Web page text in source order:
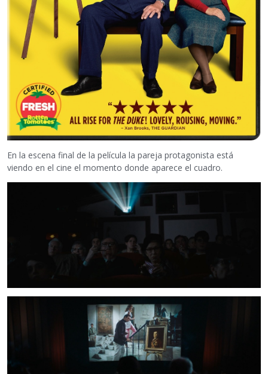
En la escena final de la película la pareja protagonista está
viendo en el cine el momento donde aparece el cuadro.